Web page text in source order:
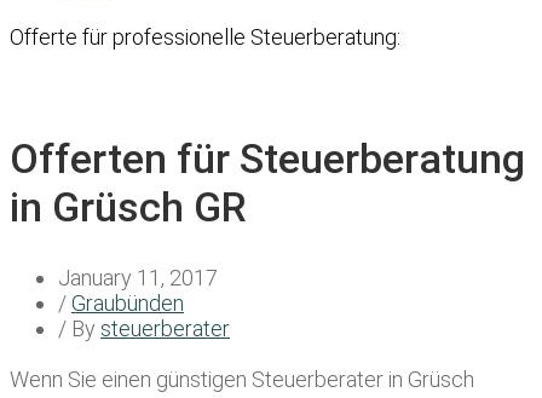
Offerte für professionelle Steuerberatung:
Offerten für Steuerberatung
in Grüsch GR
January 11, 2017
/Graubünden
/ By steuerberater
Wenn Sie einen günstigen Steuerberater in Grüsch